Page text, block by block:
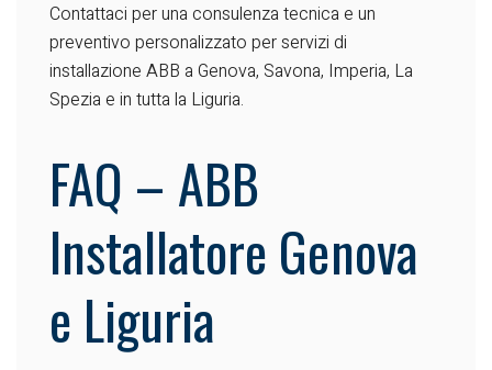
Contattaci per una consulenza tecnica e un
preventivo personalizzato per servizi di
installazione ABB a Genova, Savona, Imperia, La
Spezia e in tutta la Liguria.
FAQ – ABB
Installatore Genova
e Liguria